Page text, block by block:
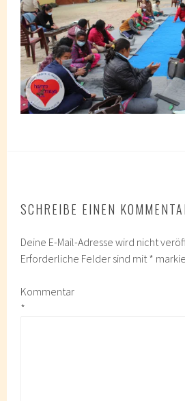
SCHREIBE EINEN
Deine E-Mail-Adresse wird nicht
Erforderliche Felder sind mit *
Kommentar
*